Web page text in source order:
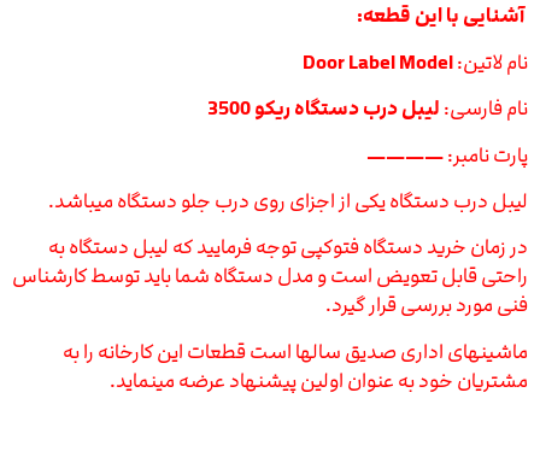
آشنایی با این قطعه:
نام لاتین:
نام فارسی: لیبل درب دستگاه ریکو 3500
پارت نامبر:————
لیبل درب دستگاه یکی از اجزای روی درب جلو دستگاه میباشد.
در زمان خرید دستگاه فتوکپی توجه فرمایید که لیبل دستگاه به
راحتی قابل تعویض است و مدل دستگاه شما باید توسط کارشناس
فنی مورد بررسی قرار گیرد.
ماشینهای اداری صدیق سالها است قطعات این کارخانه را به
مشتریان خود به عنوان اولین پیشنهاد عرضه مینماید.